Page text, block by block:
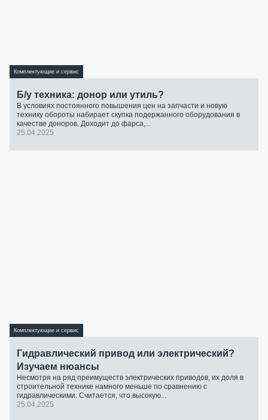
Комплектующие и сервис
Б/у техника: донор или утиль?
В условиях постоянного повышения цен на запчасти и новую
технику обороты набирает скупка подержанного оборудования в
качестве доноров. Доходит до фарса,...
25.04.2025
Комплектующие и сервис
Гидравлический привод или электрический?
Изучаем нюансы
Несмотря на ряд преимуществ электрических приводов, их доля в
строительной технике намного меньше по сравнению с
гидравлическими. Считается, что высокую...
25.04.2025